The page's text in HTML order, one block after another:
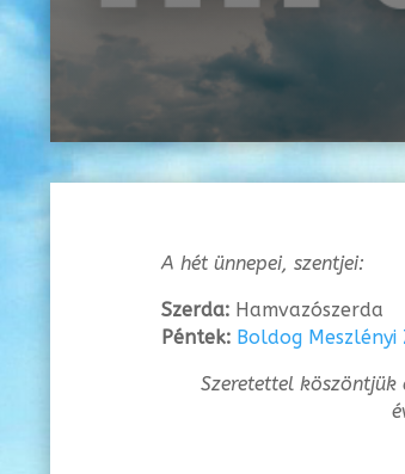
A hét ünnepei, szentjei:
Szerda:Hamvazószerda
Péntek: Boldog
Szeretettel